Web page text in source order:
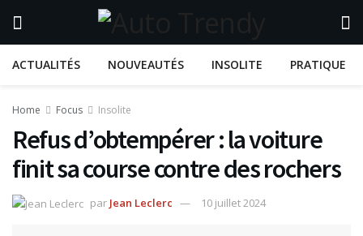
ACTUALITÉS NOUVEAUTÉS INSOLITE PRATIQUE
Home Focus Insolite
Refus d’obtempérer : la voiture
finit sa course contre des rochers
par Jean Leclerc 10 juillet 2024